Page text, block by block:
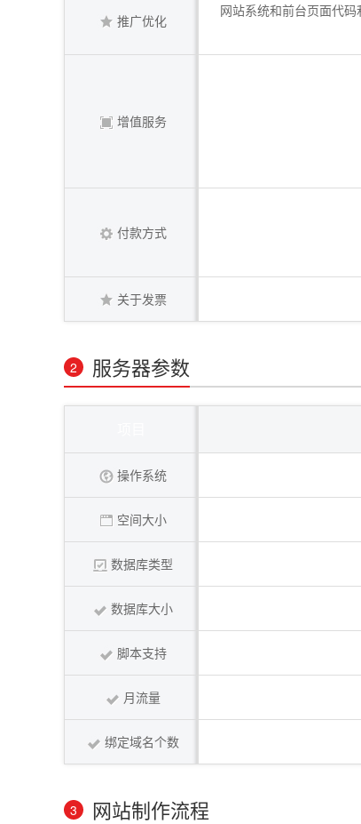
推广优化
网站系统和前台页面代
增值服务
付款方式
关于发票
2 服务器参数
操作系统
空间大小
数据库类型
数据库大小
脚本支持
月流量
绑定域名个数
3 网站制作流程